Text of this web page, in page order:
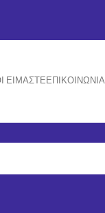
ΕΊΜΑΣΤΕΕΠΙΚΟΙΝΩΝΊΑ